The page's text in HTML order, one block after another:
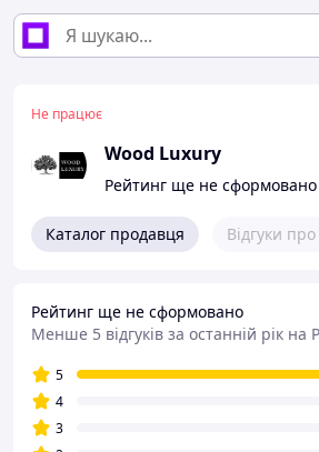
Не працює
Wood Luxury
Рейтинг ще не сформовано
Каталог продавця Відгуки
Рейтинг ще не сформовано
Менше 5 відгуків за останній рік на
5
4
3